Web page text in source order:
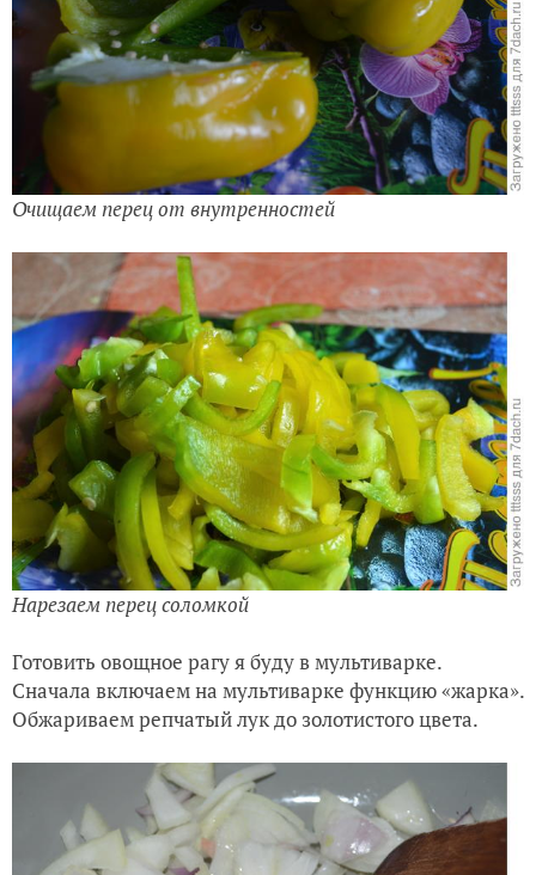
Очищаем перец от внутренностей
Нарезаем перец соломкой
Готовить овощное рагу я буду в мультиварке.
Обжариваем репчатый лук до золотистого цвета.